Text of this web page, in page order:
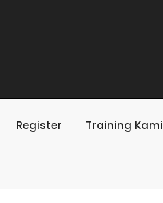
Register Training Kami